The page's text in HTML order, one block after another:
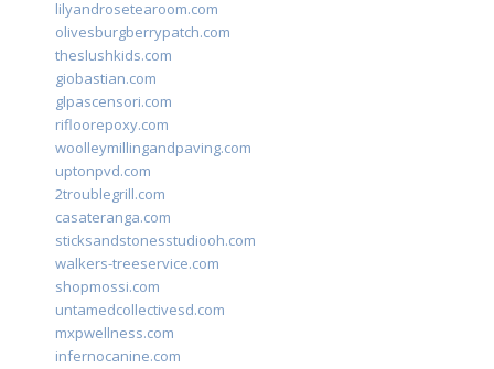
lilyandrosetearoom.com
olivesburgberrypatch.com
theslushkids.com
giobastian.com
glpascensori.com
rifloorepoxy.com
woolleymillingandpaving.com
uptonpvd.com
2troublegrill.com
casateranga.com
sticksandstonesstudiooh.com
walkers-treeservice.com
shopmossi.com
untamedcollectivesd.com
mxpwellness.com
infernocanine.com